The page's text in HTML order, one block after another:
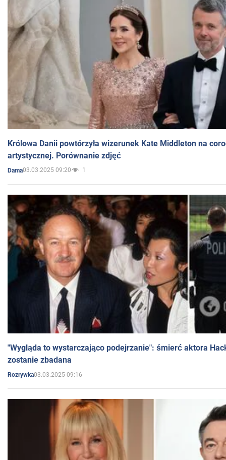
Królowa Danii powtórzyła wizerunek Kate Middleton na
artystycznej. Porównanie zdjęć
Dama03.03.2025 09:20 1
"Wygląda to wystarczająco podejrzanie": śmierć aktora
zostanie zbadana
Rozrywka03.03.2025 09:16